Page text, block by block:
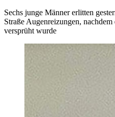
Sechs junge Männer erlitten
Straße Augenreizungen,
versprüht wurde